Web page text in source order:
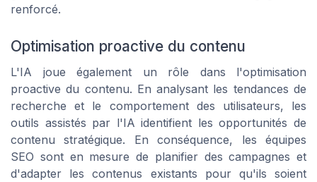
renforcé.
Optimisation proactive du contenu
L'IA joue également un rôle dans l'optimisation
proactive du contenu. En analysant les tendances de
recherche et le comportement des utilisateurs, les
outils assistés par l'IA identifient les opportunités de
contenu stratégique. En conséquence, les équipes
SEO sont en mesure de planifier des campagnes et
d'adapter les contenus existants pour qu'ils soient